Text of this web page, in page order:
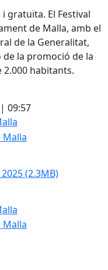
gratuïta. El Festival
de Malla, amb el
de la Generalitat,
la promoció de la
habitants.
09:57
(2.3MB)